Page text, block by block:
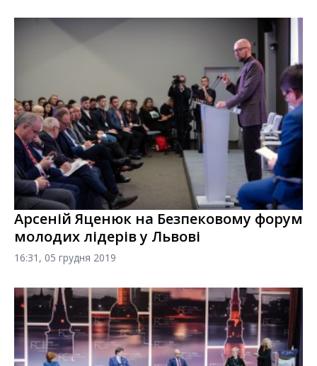
Арсеній Яценюк на Безпековому форум
молодих лідерів у Львові
16:31, 05 грудня 2019